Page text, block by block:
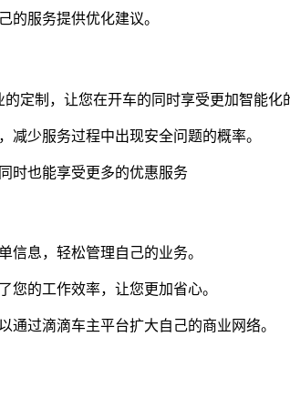
的服务提供优化建议。
定制，让您在开车的同时享受更加智能化
少服务过程中出现安全问题的概率。
时也能享受更多的优惠服务
信息，轻松管理自己的业务。
您的工作效率，让您更加省心。
过滴滴车主平台扩大自己的商业网络。